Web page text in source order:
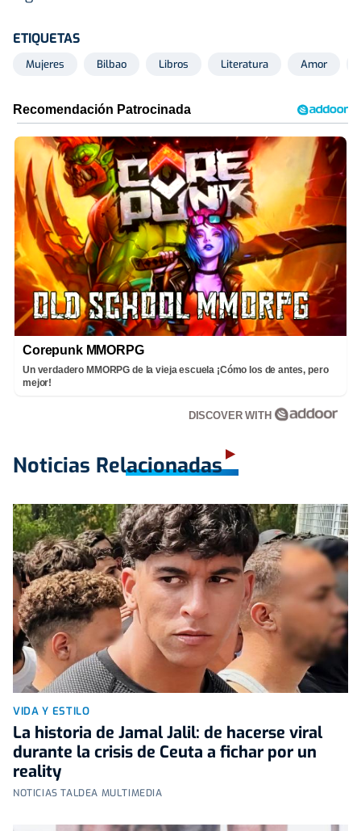
ETIQUETAS
Mujeres Bilbao Libros Literatura Amor
Corepunk MMORPG
Un verdadero MMORPG de la vieja escuela ¡Cómo los de antes, pero
mejor!
DISCOVER WITH
Noticias Relacionadas
VIDA Y ESTILO
La historia de Jamal Jalil: de hacerse viral
durante la crisis de Ceuta a fichar por un
reality
NOTICIAS TALDEA MULTIMEDIA